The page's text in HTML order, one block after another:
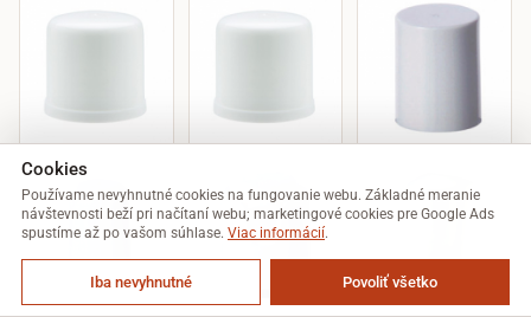
Cookies
Používame nevyhnutné cookies na fungovanie webu. Základné meranie
návštevnosti beží pri načítaní webu; marketingové cookies pre Google Ads
spustíme až po vašom súhlase. Viac informácií.
Iba nevyhnutné Povoliť všetko